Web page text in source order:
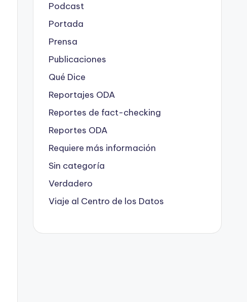
Podcast
Portada
Prensa
Publicaciones
Qué Dice
Reportajes ODA
Reportes de fact-checking
Reportes ODA
Requiere más información
Sin categoría
Verdadero
Viaje al Centro de los Datos